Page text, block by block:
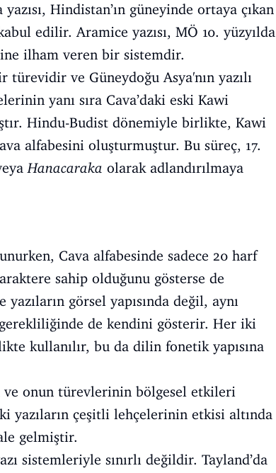
Hindistan’ın güneyinde ortaya çıkan
edilir. Aramice yazısı, MÖ 10. yüzyılda
ilham veren bir sistemdir.
türevidir ve Güneydoğu Asya'nın yazılı
yanı sıra Cava’daki eski Kawi
Hindu-Budist dönemiyle birlikte, Kawi
alfabesini oluşturmuştur. Bu süreç, 17.
Hanacaraka olarak adlandırılmaya
Cava alfabesinde sadece 20 harf
sahip olduğunu gösterse de
görsel yapısında değil, aynı
de kendini gösterir. Her iki
kullanılır, bu da dilin fonetik yapısına
ve onun türevlerinin bölgesel etkileri
yazıların çeşitli lehçelerinin etkisi altında
gelmiştir.
sistemleriyle sınırlı değildir. Tayland’da